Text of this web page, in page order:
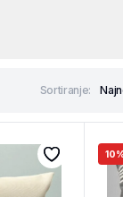
Sortiranje: